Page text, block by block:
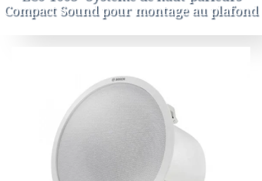
Compact Sound pour montage au plafond